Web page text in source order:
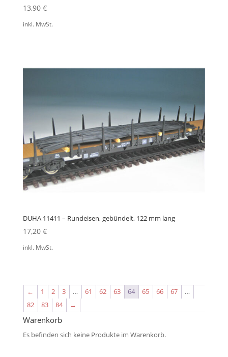
13,90 €
inkl. MwSt.
DUHA 11411 – Rundeisen, gebündelt, 122 mm lang
17,20 €
inkl. MwSt.
← 1 2 3 … 61 62 63 64 65 66 67
…
82
83 84 →
Warenkorb
Es befinden sich keine Produkte im Warenkorb.